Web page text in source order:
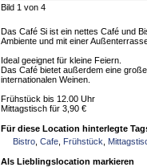
Bild 1 von 4
Das Café Si ist ein nettes Café und
Ambiente und mit einer
Ideal geeignet für kleine Feiern.
Das Café bietet außerdem eine
internationalen Weinen.
Frühstück bis 12.00 Uhr
Mittagstisch für 3,90 €
Für diese Location hinterlegte
Bistro Cafe Frühstück
Als Lieblingslocation markieren